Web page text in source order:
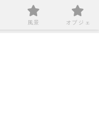
風景 オブジェ